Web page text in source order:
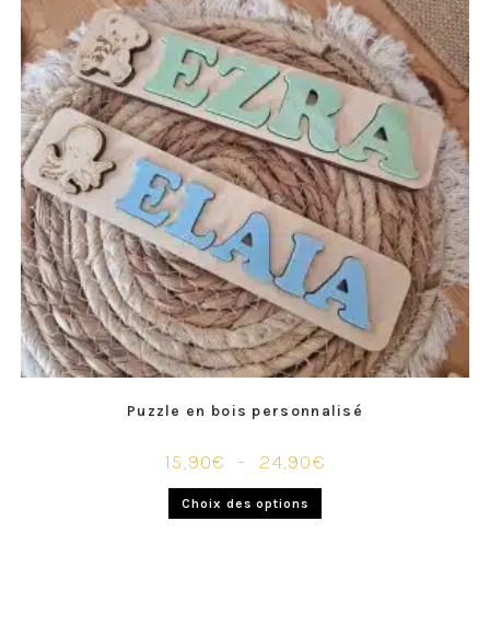
Puzzle en bois personnalisé
15,90€ – 24,90€
Choix des options